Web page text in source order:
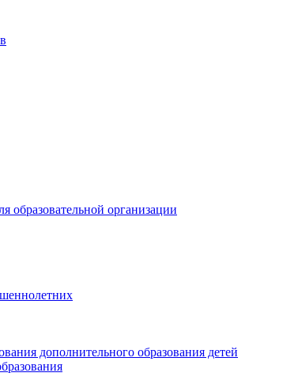
образовательной организации
дополнительного образования детей